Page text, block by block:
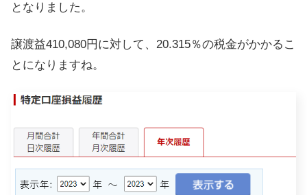
となりました。
譲渡益410,080円に対して、20.315％の税金がかかるこ
とになりますね。